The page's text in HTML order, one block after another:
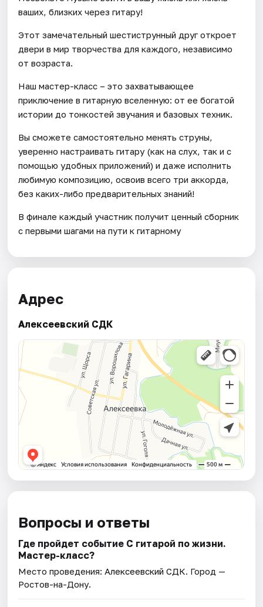
ваших, близких через гитару!
Этот замечательный шестиструнный друг откроет
двери в мир творчества для каждого, независимо
от возраста.
Наш мастер-класс – это захватывающее
приключение в гитарную вселенную: от ее богатой
истории до тонкостей звучания и базовых техник.
Вы сможете самостоятельно менять струны,
уверенно настраивать гитару (как на слух, так и с
помощью удобных приложений) и даже исполнить
любимую композицию, освоив всего три аккорда,
без каких-либо предварительных знаний!
В финале каждый участник получит ценный сборник
с первыми шагами на пути к гитарному
Адрес
Алексеевский СДК
Вопросы и ответы
Где пройдет событие С гитарой по жизни.
Мастер-класс?
Место проведения:Алексеевский СДК. Город —
Ростов-на-Дону.